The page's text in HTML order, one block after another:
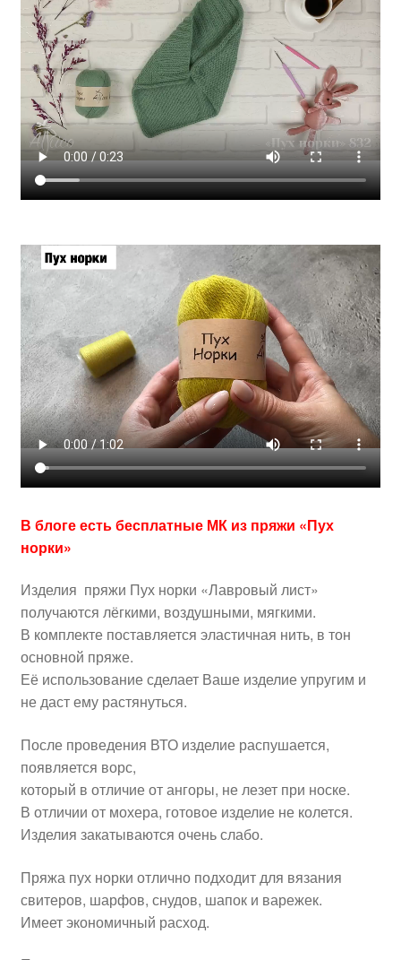
В блоге есть бесплатные МК из пряжи «Пух
норки»
Изделия пряжи Пух норки «Лавровый лист»
получаются лёгкими, воздушными, мягкими.
В комплекте поставляется эластичная нить, в тон
основной пряже.
Её использование сделает Ваше изделие упругим и
не даст ему растянуться.
После проведения ВТО изделие распушается,
появляется ворс,
который в отличие от ангоры, не лезет при носке.
В отличии от мохера, готовое изделие не колется.
Изделия закатываются очень слабо.
Пряжа пух норки отлично подходит для вязания
свитеров, шарфов, снудов, шапок и варежек.
Имеет экономичный расход.